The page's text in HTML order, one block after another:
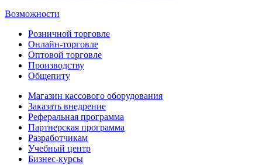
Возможности
Розничной торговле
Онлайн-торговле
Оптовой торговле
Производству
Общепиту
Магазин кассового оборудования
Заказать внедрение
Реферальная программа
Партнерская программа
Разработчикам
Учебный центр
Бизнес‑курсы